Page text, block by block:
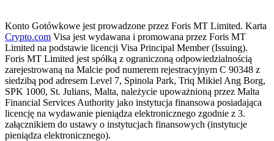
Konto Gotówkowe jest prowadzone przez Foris MT Limited. Karta
Crypto.com Visa jest wydawana i promowana przez Foris MT
Limited na podstawie licencji Visa Principal Member (Issuing).
Foris MT Limited jest spółką z ograniczoną odpowiedzialnością
zarejestrowaną na Malcie pod numerem rejestracyjnym C 90348 z
siedzibą pod adresem Level 7, Spinola Park, Triq Mikiel Ang Borg,
SPK 1000, St. Julians, Malta, należycie upoważnioną przez Malta
Financial Services Authority jako instytucja finansowa posiadająca
licencję na wydawanie pieniądza elektronicznego zgodnie z 3.
załącznikiem do ustawy o instytucjach finansowych (instytucje
pieniądza elektronicznego).